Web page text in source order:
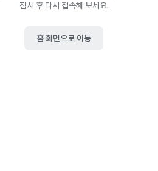
잠시 후 다시 접속해 보세요.
홈 화면으로 이동